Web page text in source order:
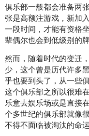
俱乐部一般都会准备两
张是高额注游戏，新加
一段时间，才能有资格
辈偶尔也会到低级别的
然而，随着时代的变迁
少，这个曾是历代许多
乎也要到头了，从一些
这个俱乐部之所以很难
乐意去娱乐场或是直接
个多世纪的俱乐部就像
不得不面临被淘汰的命运